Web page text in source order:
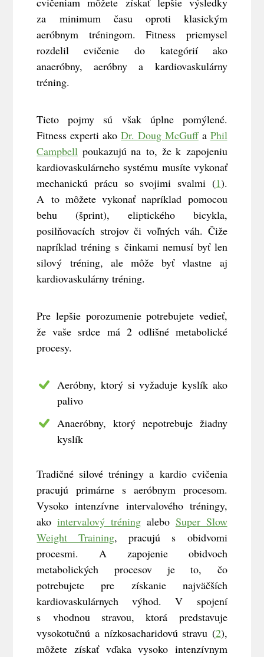
za minimum času oproti klasickým
aeróbnym tréningom. Fitness priemysel
rozdelil cvičenie do kategórií ako
anaeróbny, aeróbny a kardiovaskulárny
tréning.
Tieto pojmy sú však úplne pomýlené.
Fitness experti akoDr. Doug McGuff a Phil
Campbell poukazujú na to, že k zapojeniu
kardiovaskulárneho systému musíte vykonať
mechanickú prácu so svojimi svalmi (1).
A to môžete vykonať napríklad pomocou
behu (šprint), eliptického bicykla,
posilňovacích strojov či voľných váh. Čiže
napríklad tréning s činkami nemusí byť len
silový tréning, ale môže byť vlastne aj
kardiovaskulárny tréning.
Pre lepšie porozumenie potrebujete vedieť,
že vaše srdce má 2 odlišné metabolické
procesy.
Aeróbny, ktorý si vyžaduje kyslík ako
palivo
Anaeróbny, ktorý nepotrebuje žiadny
kyslík
Tradičné silové tréningy a kardio cvičenia
pracujú primárne s aeróbnym procesom.
Vysoko intenzívne intervalového tréningy,
akointervalový tréning alebo Super Slow
Weight Training, pracujú s obidvomi
procesmi. A zapojenie obidvoch
metabolických procesov je to, čo
potrebujete pre získanie najväčších
kardiovaskulárnych výhod. V spojení
s vhodnou stravou, ktorá predstavuje
vysokotučnú a nízkosacharidovú stravu (2),
môžete získať vďaka vysoko intenzívnym